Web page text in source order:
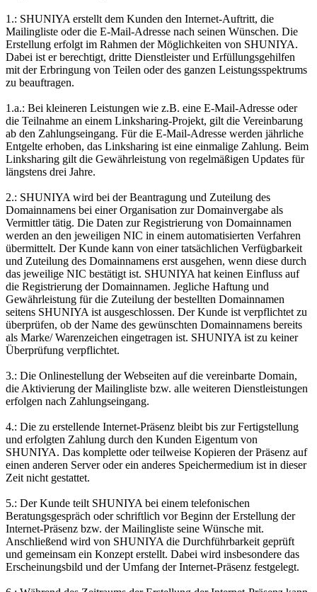
1.: SHUNIYA erstellt dem Kunden den Internet-Auftritt, die
Mailingliste oder die E-Mail-Adresse nach seinen Wünschen. Die
Erstellung erfolgt im Rahmen der Möglichkeiten von SHUNIYA.
Dabei ist er berechtigt, dritte Dienstleister und Erfüllungsgehilfen
mit der Erbringung von Teilen oder des ganzen Leistungsspektrums
zu beauftragen.
1.a.: Bei kleineren Leistungen wie z.B. eine E-Mail-Adresse oder
die Teilnahme an einem Linksharing-Projekt, gilt die Vereinbarung
ab den Zahlungseingang. Für die E-Mail-Adresse werden jährliche
Entgelte erhoben, das Linksharing ist eine einmalige Zahlung. Beim
Linksharing gilt die Gewährleistung von regelmäßigen Updates für
längstens drei Jahre.
2.: SHUNIYA wird bei der Beantragung und Zuteilung des
Domainnamens bei einer Organisation zur Domainvergabe als
Vermittler tätig. Die Daten zur Registrierung von Domainnamen
werden an den jeweiligen NIC in einem automatisierten Verfahren
übermittelt. Der Kunde kann von einer tatsächlichen Verfügbarkeit
und Zuteilung des Domainnamens erst ausgehen, wenn diese durch
das jeweilige NIC bestätigt ist. SHUNIYA hat keinen Einfluss auf
die Registrierung der Domainnamen. Jegliche Haftung und
Gewährleistung für die Zuteilung der bestellten Domainnamen
seitens SHUNIYA ist ausgeschlossen. Der Kunde ist verpflichtet zu
überprüfen, ob der Name des gewünschten Domainnamens bereits
als Marke/ Warenzeichen eingetragen ist. SHUNIYA ist zu keiner
Überprüfung verpflichtet.
3.: Die Onlinestellung der Webseiten auf die vereinbarte Domain,
die Aktivierung der Mailingliste bzw. alle weiteren Dienstleistungen
erfolgen nach Zahlungseingang.
4.: Die zu erstellende Internet-Präsenz bleibt bis zur Fertigstellung
und erfolgten Zahlung durch den Kunden Eigentum von
SHUNIYA. Das komplette oder teilweise Kopieren der Präsenz auf
einen anderen Server oder ein anderes Speichermedium ist in dieser
Zeit nicht gestattet.
5.: Der Kunde teilt SHUNIYA bei einem telefonischen
Beratungsgespräch oder schriftlich vor Beginn der Erstellung der
Internet-Präsenz bzw. der Mailingliste seine Wünsche mit.
Anschließend wird von SHUNIYA die Durchführbarkeit geprüft
und gemeinsam ein Konzept erstellt. Dabei wird insbesondere das
Erscheinungsbild und der Umfang der Internet-Präsenz festgelegt.